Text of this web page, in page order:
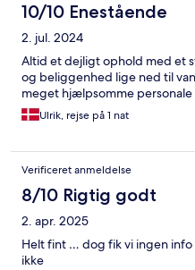
10/10 Enestående
2. jul. 2024
Altid et dejligt ophold med et
og beliggenhed lige ned til
meget hjælpsomme personale
Ulrik, rejse på 1 nat
Verificeret anmeldelse
8/10 Rigtig godt
2. apr. 2025
Helt fint … dog fik vi ingen
ikke